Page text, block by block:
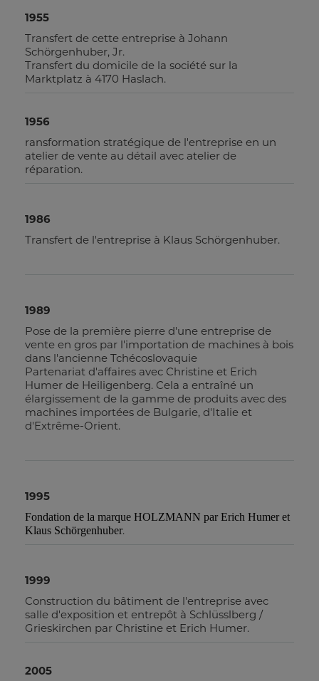
1955
Transfert de cette entreprise à Johann
Schörgenhuber, Jr.
Transfert du domicile de la société sur la
Marktplatz à 4170 Haslach.
1956
ransformation stratégique de l'entreprise en un
atelier de vente au détail avec atelier de
réparation.
1986
Transfert de l'entreprise à Klaus Schörgenhuber.
1989
Pose de la première pierre d'une entreprise de
vente en gros par l'importation de machines à bois
dans l'ancienne Tchécoslovaquie
Partenariat d'affaires avec Christine et Erich
Humer de Heiligenberg. Cela a entraîné un
élargissement de la gamme de produits avec des
machines importées de Bulgarie, d'Italie et
d'Extrême-Orient.
1995
Fondation de la marque HOLZMANN par Erich Humer et
Klaus Schörgenhuber.
1999
Construction du bâtiment de l'entreprise avec
salle d'exposition et entrepôt à Schlüsslberg /
Grieskirchen par Christine et Erich Humer.
2005